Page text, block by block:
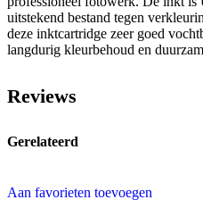
uitstekend bestand tegen
deze inktcartridge zeer goed
langdurig kleurbehoud en
Reviews
Gerelateerd
Aan favorieten toevoegen